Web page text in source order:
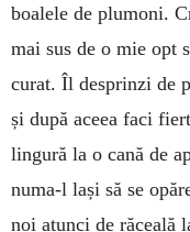
boalele de plumoni.
mai sus de o mie opt
curat. Îl desprinzi de
și după aceea faci
lingură la o cană de
numa-l lași să se
noi atunci de răceală